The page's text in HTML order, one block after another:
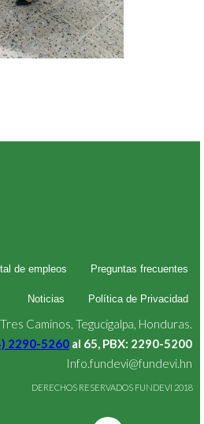
de empleos Preguntas frecuentes
Noticias Política de Privacidad
Caminos, Tegucigalpa, Honduras.
2290-5260 al 65, PBX: 2290-5200
Info.fundevi@fundevi.hn
DERECHOS RESERVADOS FUNDEVI 2018